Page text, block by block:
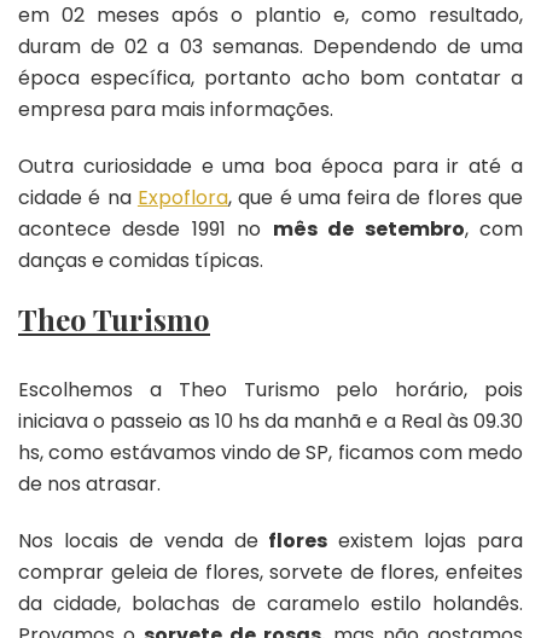
em 02 meses após o plantio e, como resultado,
duram de 02 a 03 semanas. Dependendo de uma
época específica, portanto acho bom contatar a
empresa para mais informações.
Outra curiosidade e uma boa época para ir até a
cidade é na Expoflora, que é uma feira de flores que
acontece desde 1991 no mês de setembro, com
danças e comidas típicas.
Theo Turismo
Escolhemos a Theo Turismo pelo horário, pois
iniciava o passeio as 10 hs da manhã e a Real às 09.30
hs, como estávamos vindo de SP, ficamos com medo
de nos atrasar.
Nos locais de venda de flores existem lojas para
comprar geleia de flores, sorvete de flores, enfeites
da cidade, bolachas de caramelo estilo holandês.